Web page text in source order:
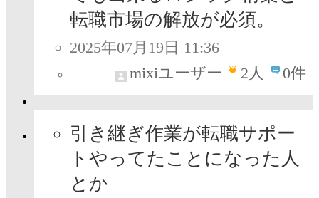
転職市場の解放が必須。
2025年07月19日 11:36
mixiユーザー
2人 0件
引き継ぎ作業が転職サポー
トやってたことになった人
とか